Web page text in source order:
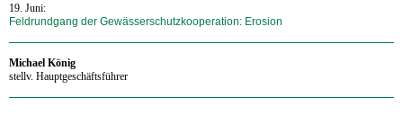
19. Juni:
Feldrundgang der Gewässerschutzkooperation: Erosion
Michael König
stellv. Hauptgeschäftsführer